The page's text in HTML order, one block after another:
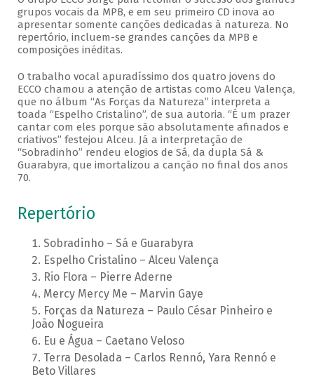
grupos vocais da MPB, e em seu primeiro CD inova ao
apresentar somente canções dedicadas à natureza. No
repertório, incluem-se grandes canções da MPB e
composições inéditas.
O trabalho vocal apuradíssimo dos quatro jovens do
ECCO chamou a atenção de artistas como Alceu Valença,
que no álbum “As Forças da Natureza” interpreta a
toada “Espelho Cristalino”, de sua autoria. “É um prazer
cantar com eles porque são absolutamente afinados e
criativos” festejou Alceu. Já a interpretação de
“Sobradinho” rendeu elogios de Sá, da dupla Sá &
Guarabyra, que imortalizou a canção no final dos anos
70.
Repertório
Sobradinho – Sá e Guarabyra
Espelho Cristalino – Alceu Valença
Rio Flora – Pierre Aderne
Mercy Mercy Me – Marvin Gaye
Forças da Natureza – Paulo César Pinheiro e
João Nogueira
Eu e Água – Caetano Veloso
Terra Desolada – Carlos Rennó, Yara Rennó e
Beto Villares